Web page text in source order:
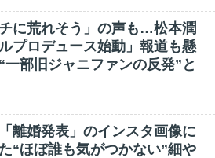
チに荒れそう」の声も…松本潤
ルプロデュース始動」報道も懸
一部旧ジャニファンの反発”と
離婚発表」のインスタ画像に
“ほぼ誰も気がつかない”細や